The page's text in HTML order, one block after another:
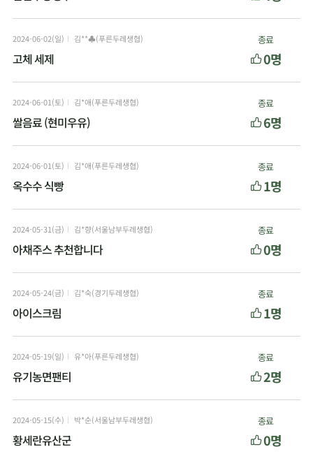
2024-06-02(일) 김**♣(푸른두레생협)
고체 세제
종료
0명
2024-06-01(토) 김*애(푸른두레생협)
쌀음료 (현미우유)
종료
6명
2024-06-01(토) 김*애(푸른두레생협)
옥수수 식빵
종료
1명
2024-05-31(금) 김*향(서울남부두레생협)
아채주스 추천합니다
종료
0명
2024-05-24(금) 김*숙(경기두레생협)
아이스크림
종료
1명
2024-05-19(일) 유*아(푸른두레생협)
유기농면팬티
종료
2명
2024-05-15(수) 박*순(서울남부두레생협)
황세란유산군
종료
0명